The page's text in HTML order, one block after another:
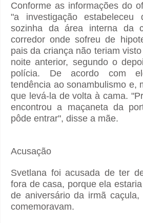
Conforme as informações do
"a investigação
sozinha da área interna da
corredor onde sofreu de
pais da criança não teriam
noite anterior, segundo o
polícia. De acordo com
tendência ao sonambulismo e,
que levá-la de volta à cama.
encontrou a maçaneta da
pôde entrar", disse a mãe.
Acusação
Svetlana foi acusada de ter
fora de casa, porque ela
de aniversário da irmã
comemoravam.